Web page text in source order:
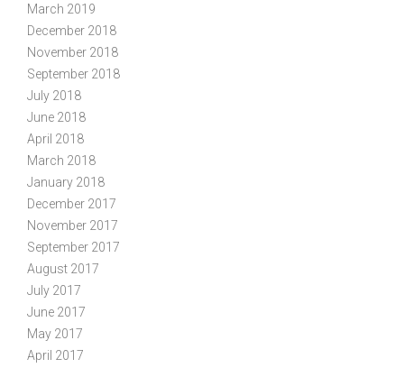
March 2019
December 2018
November 2018
September 2018
July 2018
June 2018
April 2018
March 2018
January 2018
December 2017
November 2017
September 2017
August 2017
July 2017
June 2017
May 2017
April 2017